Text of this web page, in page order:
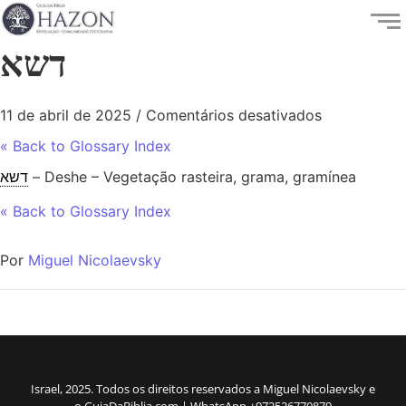
דשא
11 de abril de 2025 / Comentários desativados
« Back to Glossary Index
דשא – Deshe – Vegetação rasteira, grama, gramínea
« Back to Glossary Index
Por Miguel Nicolaevsky
Israel, 2025. Todos os direitos reservados a Miguel Nicolaevsky e